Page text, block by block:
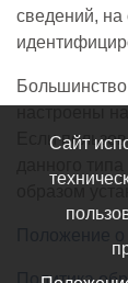
сведений,
Если
образом
Политика
Сайт